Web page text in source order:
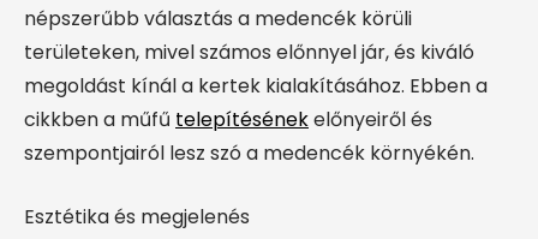
népszerűbb választás a medencék körüli
területeken, mivel számos előnnyel jár, és kiváló
megoldást kínál a kertek kialakításához. Ebben a
cikkben a műfű telepítésénekelőnyeiről és
szempontjairól lesz szó a medencék környékén.
Esztétika és megjelenés